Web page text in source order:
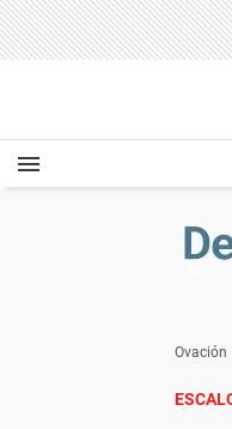
Ovación